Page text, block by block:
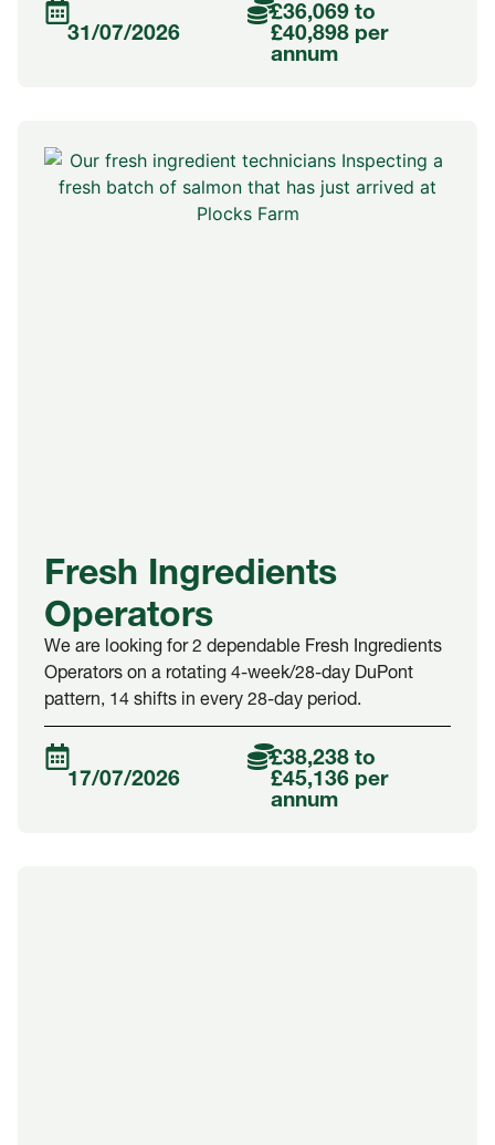
31/07/2026 £40,898 per
annum
Fresh Ingredients
Operators
We are looking for 2 dependable Fresh Ingredients
Operators on a rotating 4-week/28-day DuPont
pattern, 14 shifts in every 28-day period.
17/07/2026
£38,238 to
£45,136 per
annum